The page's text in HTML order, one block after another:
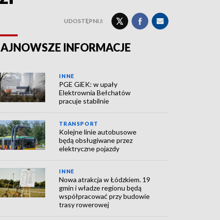
UDOSTĘPNIJ:
INFORMACJE
INNE
PGE GiEK: w upały
Elektrownia Bełchatów
pracuje stabilnie
TRANSPORT
Kolejne linie autobusowe
będą obsługiwane przez
elektryczne pojazdy
INNE
Nowa atrakcja w Łódzkiem. 19
gmin i władze regionu będą
współpracować przy budowie
trasy rowerowej